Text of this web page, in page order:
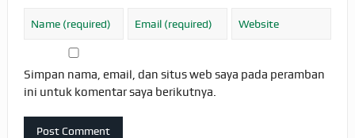
Simpan nama, email, dan situs web saya pada peramban
ini untuk komentar saya berikutnya.